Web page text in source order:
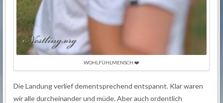
WOHLFÜHLMENSCH ❤️
Die Landung verlief dementsprechend entspannt. Klar waren
wir alle durcheinander und müde. Aber auch ordentlich